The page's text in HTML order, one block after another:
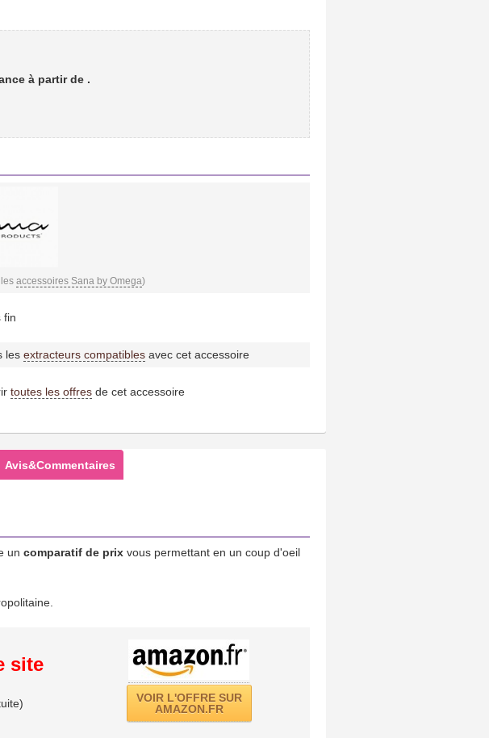
à partir de .
accessoires Sana by Omega)
fin
les extracteurs compatiblesavec cet accessoire
toutes les offresde cet accessoire
Avis&Commentaires
un comparatif de prix vous permettant en un coup d'oeil
site
VOIR L'OFFRE SUR
AMAZON.FR